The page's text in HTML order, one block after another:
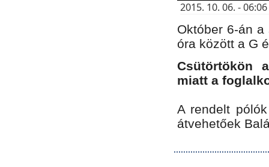
2015. 10. 06. -
Október 6-án
óra között a G
Csütörtökön
miatt a
A rendelt
átvehetőek